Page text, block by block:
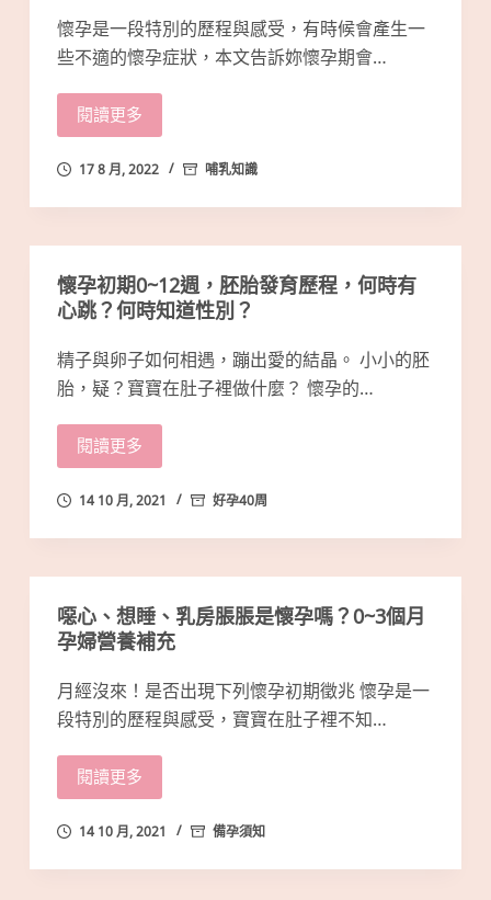
懷孕是一段特別的歷程與感受，有時候會產生一
些不適的懷孕症狀，本文告訴妳懷孕期會…
閱讀更多
17 8 月, 2022 哺乳知識
懷孕初期0~12週，胚胎發育歷程，何時有
心跳？何時知道性別？
精子與卵子如何相遇，蹦出愛的結晶。 小小的胚
胎，疑？寶寶在肚子裡做什麼？ 懷孕的…
閱讀更多
14 10 月, 2021 好孕40周
噁心、想睡、乳房脹脹是懷孕嗎？0~3個月
孕婦營養補充
月經沒來！是否出現下列懷孕初期徵兆 懷孕是一
段特別的歷程與感受，寶寶在肚子裡不知…
閱讀更多
14 10 月, 2021 備孕須知